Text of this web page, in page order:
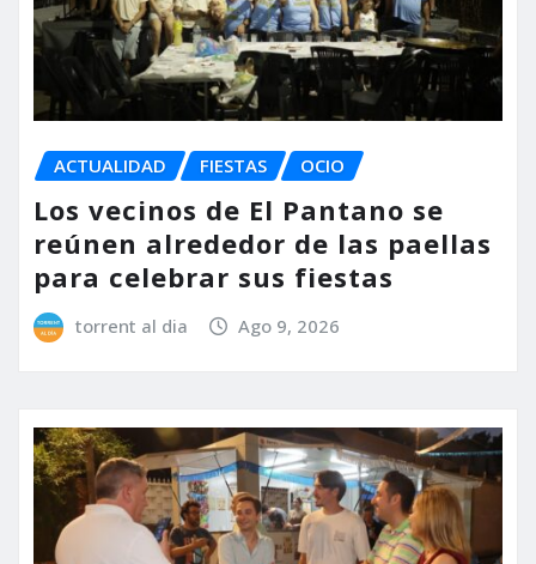
ACTUALIDAD FIESTAS OCIO
Los vecinos de El Pantano se
reúnen alrededor de las paellas
para celebrar sus fiestas
torrent al dia Ago 9, 2026